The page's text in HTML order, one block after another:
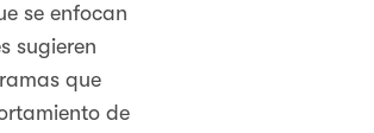
se enfocan
sugieren
que
de